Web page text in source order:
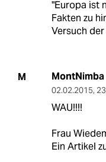
"Europa ist
Fakten zu
Versuch
M MontNimba
02.02.2015,
WAU!!!!
Frau
Ein Artikel